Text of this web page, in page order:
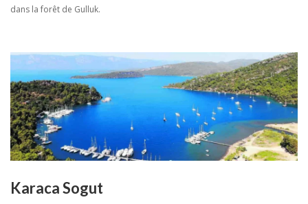
dans la forêt de Gulluk.
Karaca Sogut